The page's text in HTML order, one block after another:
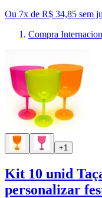
Ou 7x de R$ 34,85 sem
Compra
+1
Kit 10 unid
personalizar